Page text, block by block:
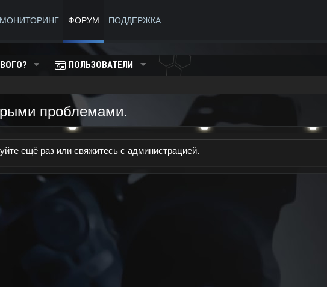
МОНИТОРИНГ ФОРУМ ПОДДЕРЖКА
ПОЛЬЗОВАТЕЛИ
проблемами.
ещё раз или свяжитесь с администрацией.